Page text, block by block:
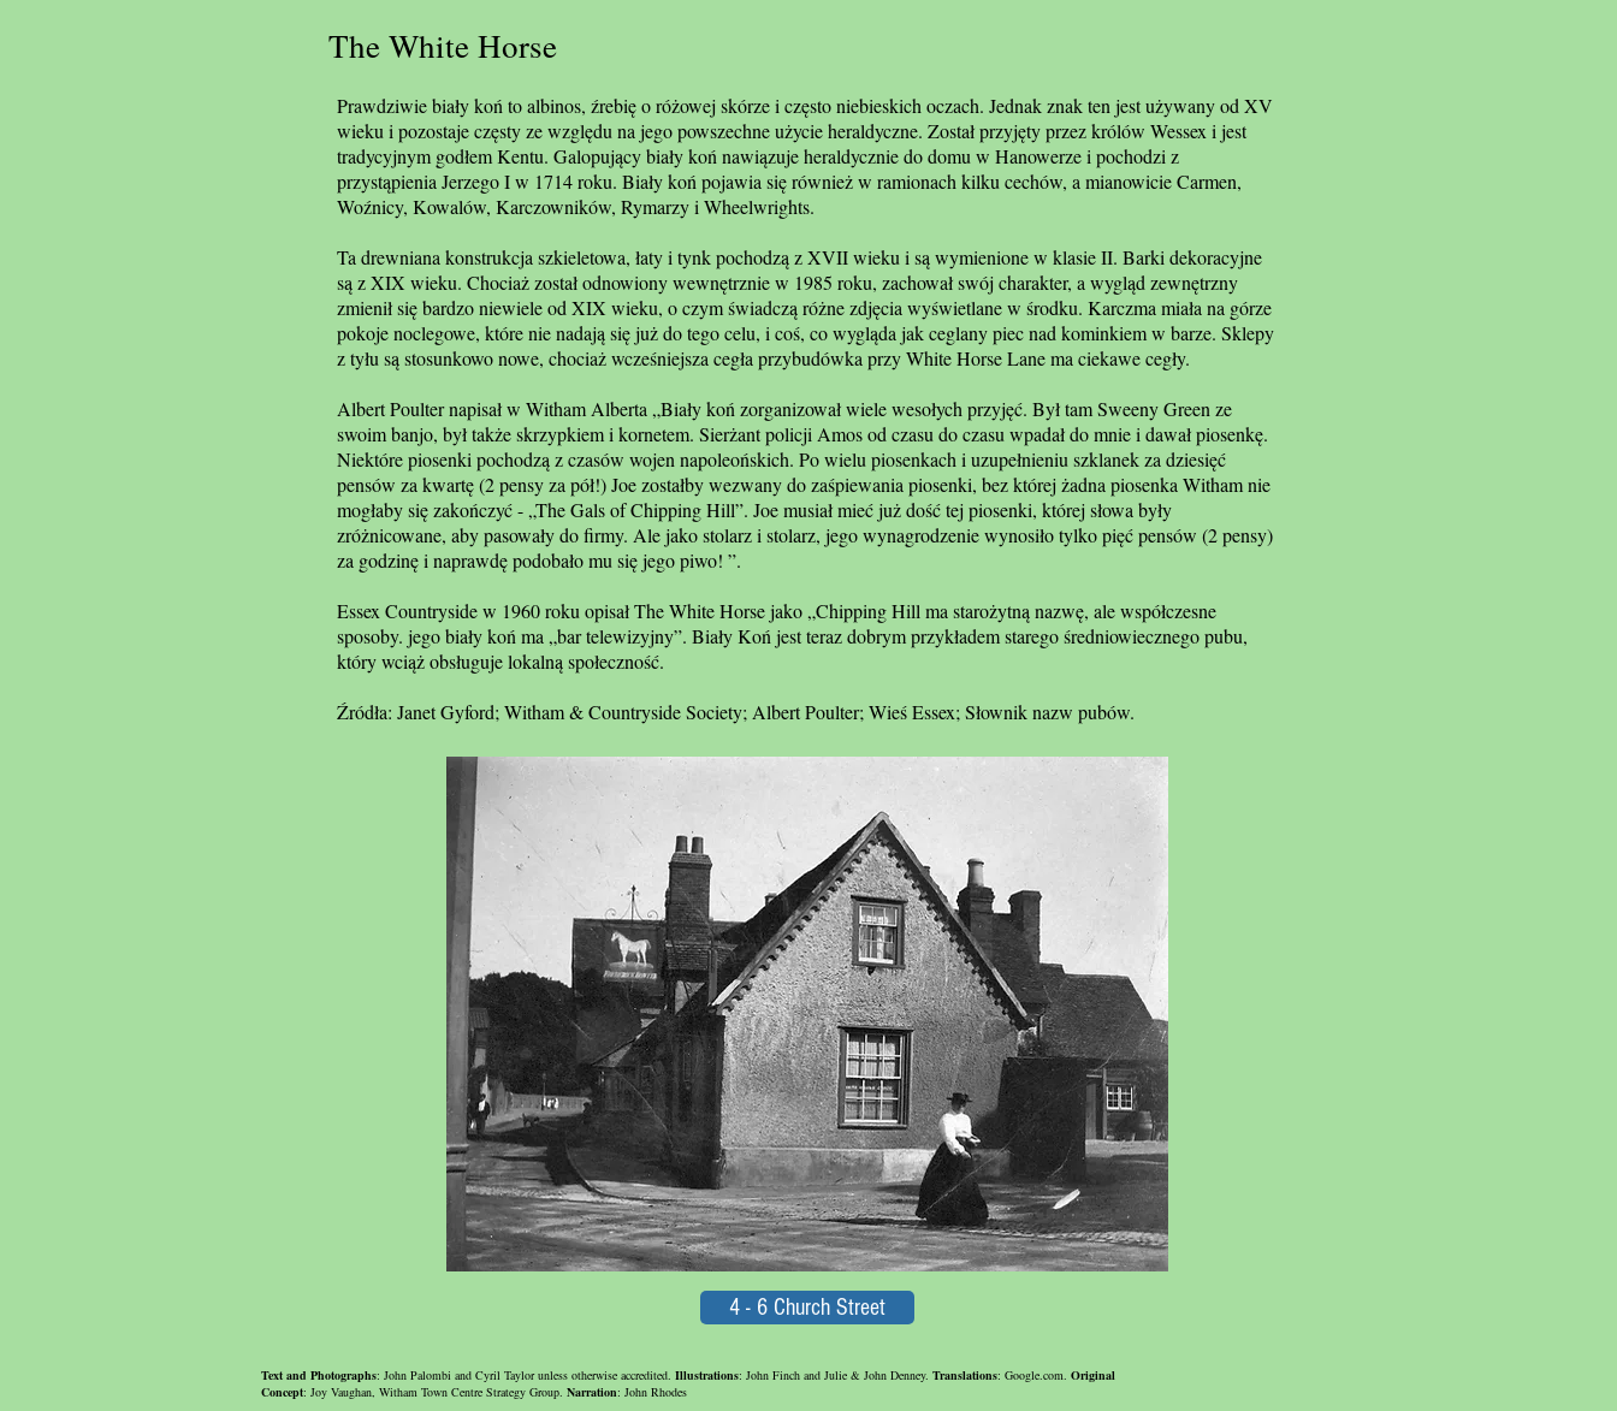
The White Horse
Prawdziwie biały koń to albinos, źrebię o różowej skórze i często niebieskich oczach. Jednak znak ten jest używany od XV
wieku i pozostaje częsty ze względu na jego powszechne użycie heraldyczne. Został przyjęty przez królów Wessex i jest
tradycyjnym godłem Kentu. Galopujący biały koń nawiązuje heraldycznie do domu w Hanowerze i pochodzi z
przystąpienia Jerzego I w 1714 roku. Biały koń pojawia się również w ramionach kilku cechów, a mianowicie Carmen,
Woźnicy, Kowalów, Karczowników, Rymarzy i Wheelwrights.
Ta drewniana konstrukcja szkieletowa, łaty i tynk pochodzą z XVII wieku i są wymienione w klasie II. Barki dekoracyjne
są z XIX wieku. Chociaż został odnowiony wewnętrznie w 1985 roku, zachował swój charakter, a wygląd zewnętrzny
zmienił się bardzo niewiele od XIX wieku, o czym świadczą różne zdjęcia wyświetlane w środku. Karczma miała na górze
pokoje noclegowe, które nie nadają się już do tego celu, i coś, co wygląda jak ceglany piec nad kominkiem w barze. Sklepy
z tyłu są stosunkowo nowe, chociaż wcześniejsza cegła przybudówka przy White Horse Lane ma ciekawe cegły.
Albert Poulter napisał w Witham Alberta „Biały koń zorganizował wiele wesołych przyjęć. Był tam Sweeny Green ze
swoim banjo, był także skrzypkiem i kornetem. Sierżant policji Amos od czasu do czasu wpadał do mnie i dawał piosenkę.
Niektóre piosenki pochodzą z czasów wojen napoleońskich. Po wielu piosenkach i uzupełnieniu szklanek za dziesięć
pensów za kwartę (2 pensy za pół!) Joe zostałby wezwany do zaśpiewania piosenki, bez której żadna piosenka Witham nie
mogłaby się zakończyć - „The Gals of Chipping Hill”. Joe musiał mieć już dość tej piosenki, której słowa były
zróżnicowane, aby pasowały do ​​firmy. Ale jako stolarz i stolarz, jego wynagrodzenie wynosiło tylko pięć pensów (2 pensy)
za godzinę i naprawdę podobało mu się jego piwo! ”.
Essex Countryside w 1960 roku opisał The White Horse jako „Chipping Hill ma starożytną nazwę, ale współczesne
sposoby. jego biały koń ma „bar telewizyjny”. Biały Koń jest teraz dobrym przykładem starego średniowiecznego pubu,
który wciąż obsługuje lokalną społeczność.
Źródła: Janet Gyford; Witham & Countryside Society; Albert Poulter; Wieś Essex; Słownik nazw pubów.
4 - 6 Church Street
Text and Photographs: John Palombi and Cyril Taylor unless otherwise accredited. Illustrations: John Finch and Julie & John Denney. Translations: Google.com. Original
Concept: Joy Vaughan, Witham Town Centre Strategy Group. Narration: John Rhodes